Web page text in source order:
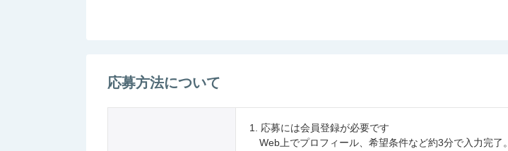
応募方法について
1. 応募には会員登録が必要です
Web上でプロフィール、希望条件など約3分で入力完了。